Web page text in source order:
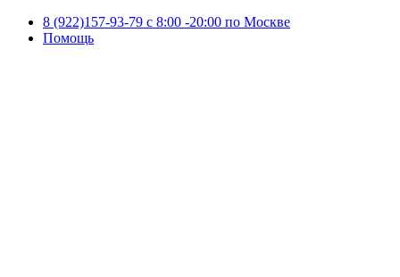
8 (922)157-93-79 c 8:00 -20:00 по Москве
Помощь